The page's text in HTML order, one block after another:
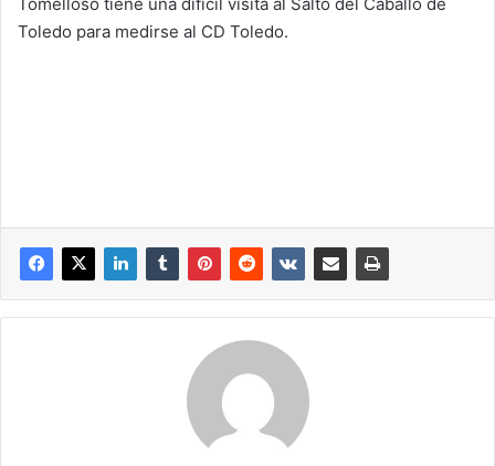
Toledo para medirse al CD Toledo.